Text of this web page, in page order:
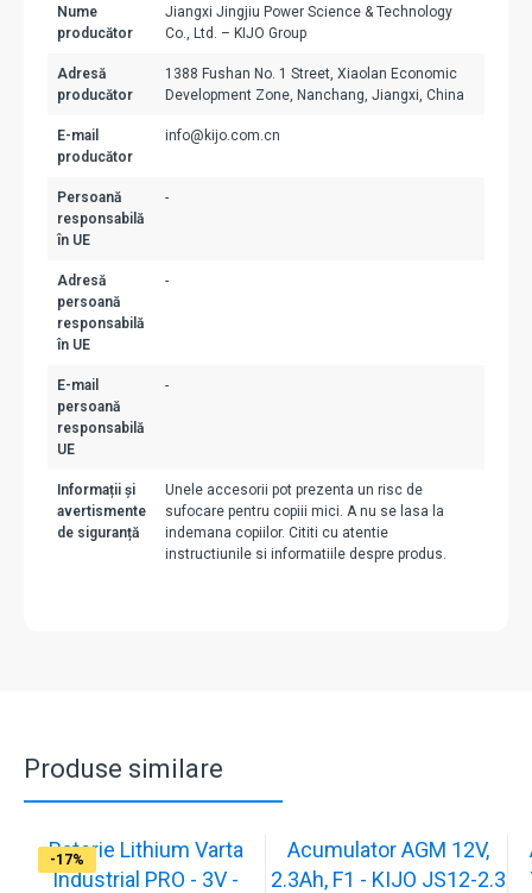
Nume
producător
Jiangxi Jingjiu Power Science & Technology
Co., Ltd. – KIJO Group
Adresă
producător
1388 Fushan No. 1 Street, Xiaolan Economic
Development Zone, Nanchang, Jiangxi, China
E-mail
producător
info@kijo.com.cn
Persoană
responsabilă
în UE
-
Adresă
persoană
responsabilă
în UE
-
E-mail
persoană
responsabilă
UE
-
Informații și
avertismente
de siguranță
Unele accesorii pot prezenta un risc de
sufocare pentru copiii mici. A nu se lasa la
indemana copiilor. Cititi cu atentie
instructiunile si informatiile despre produs.
Produse similare
-17%
Baterie Lithium Varta
Industrial PRO - 3V -
-17%
Acumulator AGM 12V,
2.3Ah, F1 - KIJO JS12-2.3
-17%
-17%
-17%
-17%
-17%
-17%
-17%
-17%